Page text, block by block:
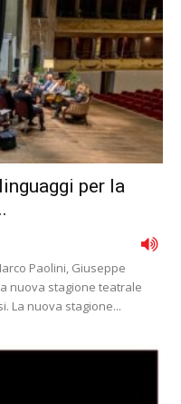
per la
Paolini, Giuseppe
nuova stagione teatrale
La nuova stagione...